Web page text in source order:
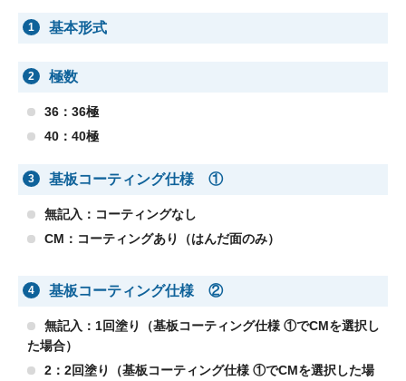
1 基本形式
2 極数
36：36極
40：40極
3 基板コーティング仕様 ①
無記入：コーティングなし
CM：コーティングあり（はんだ面のみ）
4 基板コーティング仕様 ②
無記入：1回塗り（基板コーティング仕様 ①でCMを選択し
た場合）
2：2回塗り（基板コーティング仕様 ①でCMを選択した場